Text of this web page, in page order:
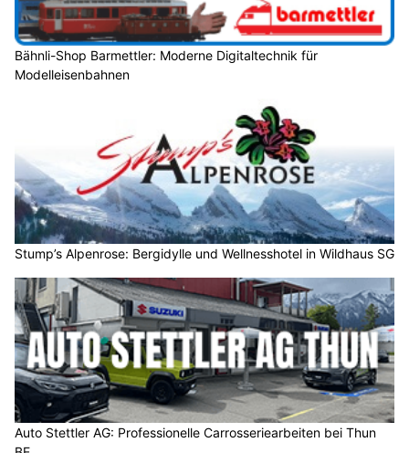
Bähnli-Shop Barmettler: Moderne Digitaltechnik für
Modelleisenbahnen
Stump’s Alpenrose: Bergidylle und Wellnesshotel in Wildhaus SG
Auto Stettler AG: Professionelle Carrosseriearbeiten bei Thun